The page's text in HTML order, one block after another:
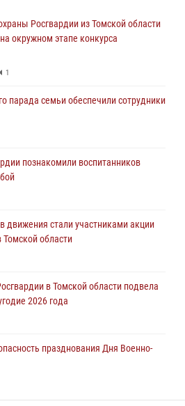
пресекли попытку хищения
празднования Дня Военно-
охраны в Томске торжественно
1
Росгвардии из Томской области
окружном этапе конкурса
1
парада семьи обеспечили сотрудники
познакомили воспитанников
движения стали участниками акции
области
в Томской области подвела
2026 года
празднования Дня Военно-